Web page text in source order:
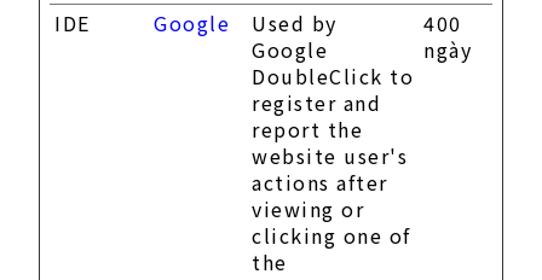
IDE
Google
Used by
Google
DoubleClick to
register and
report the
website user's
actions after
viewing or
clicking one of
the
400
ngày